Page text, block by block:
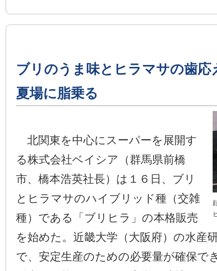
ブリのうま味とヒラマサの歯応
夏場に脂乗る
北関東を中心にスーパーを展開す
る株式会社ベイシア（群馬県前橋
市、橋本浩英社長）は１６日、ブリ
とヒラマサのハイブリッド種（交雑
種）である「ブリヒラ」の本格販売
を始めた。近畿大学（大阪府）の水産
で、安定生産のための必要量が確保で